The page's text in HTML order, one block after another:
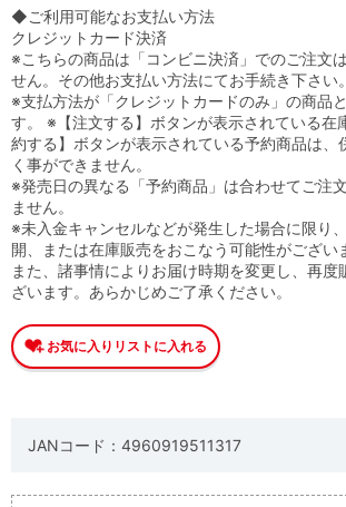
◆ご利用可能なお支払い方法
クレジットカード決済
※こちらの商品は「コンビニ決済」でのご注文
せん。その他お支払い方法にてお手続き下さい。
※支払方法が「クレジットカードのみ」の商品
す。 ※【注文する】ボタンが表示されている在
約する】ボタンが表示されている予約商品は、
く事ができません。
※発売日の異なる「予約商品」は合わせてご注
ません。
※未入金キャンセルなどが発生した場合に限り
開、または在庫販売をおこなう可能性がござい
また、諸事情によりお届け時期を変更し、再度
ざいます。あらかじめご了承ください。
JANコード：4960919511317